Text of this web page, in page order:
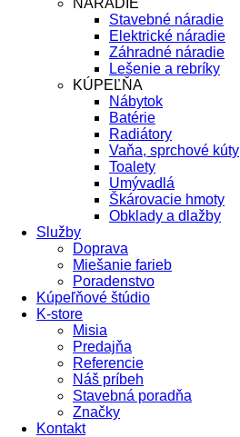
NÁRADIE
Stavebné náradie
Elektrické náradie
Záhradné náradie
Lešenie a rebríky
KÚPEĽŇA
Nábytok
Batérie
Radiátory
Vaňa, sprchové kúty
Toalety
Umývadlá
Škárovacie hmoty
Obklady a dlažby
Služby
Doprava
Miešanie farieb
Poradenstvo
Kúpeľňové štúdio
K-store
Misia
Predajňa
Referencie
Náš príbeh
Stavebná poradňa
Značky
Kontakt